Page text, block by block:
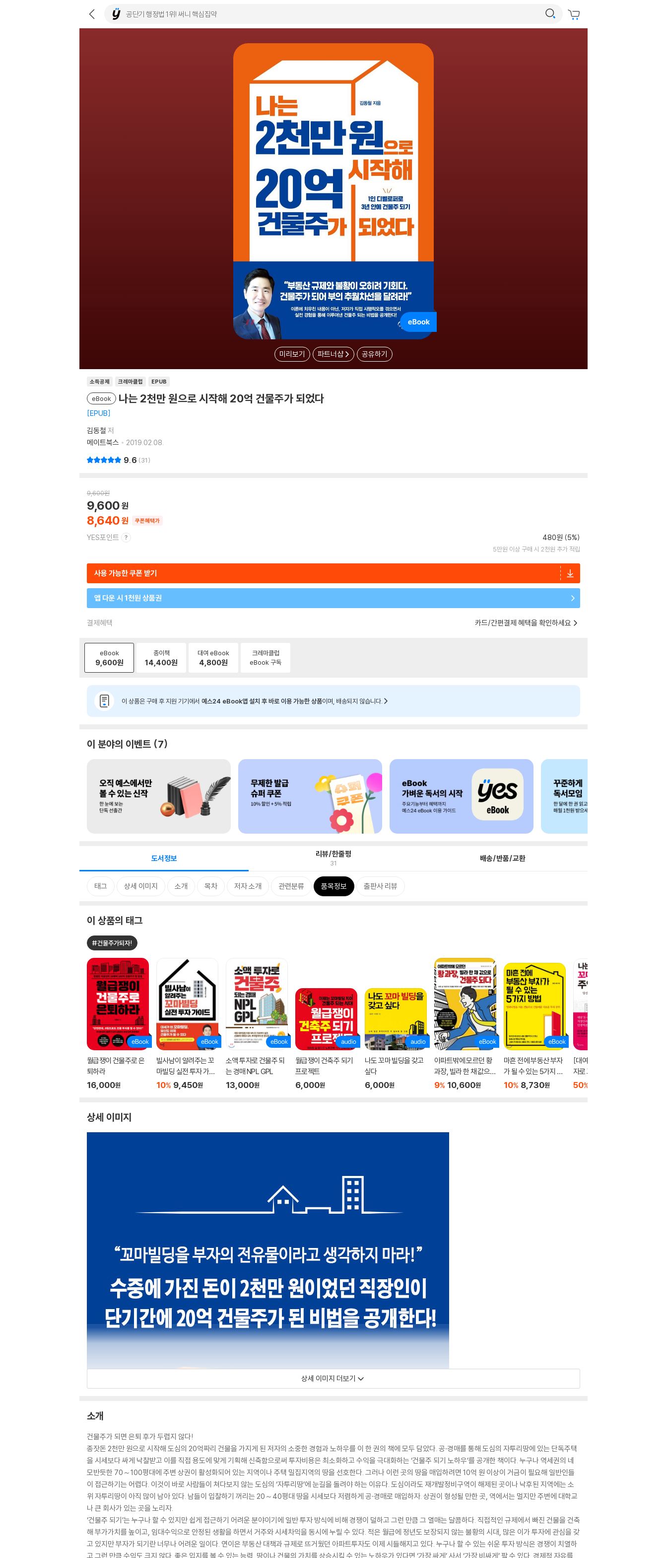
미리보기 파트너샵 공유하기
소득공제 크레마클럽 EPUB
eBook 나는 2천만 원으로 시작해 20억 건물주가 되었다
EPUB
김동철 저
메이트북스
2019.02.08.
9.6 31
9,600원
8,640
9,600
쿠폰혜택가
YES포인트 480원 (5%)
5만원 이상 구매 시 2천원 추가 적립
사용 가능한 쿠폰 받기
앱 다운 시 1천원 상품권
결제혜택 카드/간편결제 혜택을 확인하세요
eBook
9,600원
종이책
14,400원
대여 eBook
4,800원
크레마클럽
eBook 구독
이 상품은 구매 후 지원 기기에서 예스24 eBook앱 설치 후 바로 이용 가능한 상품이며, 배송되지 않습니다.
이 분야의 이벤트 7
도서정보 리뷰/한줄평
31 배송/반품/교환
태그 상세 이미지 소개 목차 저자 소개 관련분류 품목정보 출판사 리뷰
이 상품의 태그
#건물주가되자!
월급쟁이 건물주로 은
퇴하라
16,000원
빌사남이 알려주는 꼬
마빌딩 실전 투자 가이
드
10% 9,450원
소액 투자로 건물주 되
는 경매 NPL GPL
13,000원
월급쟁이 건축주 되기
프로젝트
6,000원
나도 꼬마 빌딩을 갖고
싶다
6,000원
아파트밖에 모르던 황
과장, 빌라 한 채 값으로
건물주 되다
9% 10,600원
마흔 전에 부동산 부자
가 될 수 있는 5가지 방
법
10% 8,730원
[대여] 나는 다가구투
자로 꼬마빌딩 4채의
주인이 되었다
50%
상세 이미지
상세 이미지 더보기
소개
건물주가 되면 은퇴 후가 두렵지 않다!
종잣돈 2천만 원으로 시작해 도심의 20억짜리 건물을 가지게 된 저자의 소중한 경험과 노하우를 이 한 권의 책에 모두 담았다. 공·경매를 통해 도심의 자투리땅에 있는 단독주택
을 시세보다 싸게 낙찰받고 이를 직접 용도에 맞게 기획해 신축함으로써 투자비용은 최소화하고 수익을 극대화하는 ‘건물주 되기 노하우’를 공개한 책이다. 누구나 역세권의 네
모반듯한 70～100평대에 주변 상권이 활성화되어 있는 지역이나 주택 밀집지역의 땅을 선호한다. 그러나 이런 곳의 땅을 매입하려면 10억 원 이상이 거금이 필요해 일반인들
이 접근하기는 어렵다. 이것이 바로 사람들이 쳐다보지 않는 도심의 ‘자투리땅’에 눈길을 돌려야 하는 이유다. 도심이라도 재개발정비구역이 해제된 곳이나 낙후된 지역에는 소
위 자투리땅이 아직 많이 남아 있다. 남들이 입찰하기 꺼리는 20～40평대 땅을 시세보다 저렴하게 공·경매로 매입하자. 상권이 형성될 만한 곳, 역에서는 멀지만 주변에 대학교
나 큰 회사가 있는 곳을 노리자.
‘건물주 되기’는 누구나 할 수 있지만 쉽게 접근하기 어려운 분야이기에 일반 투자 방식에 비해 경쟁이 덜하고 그런 만큼 그 열매는 달콤하다. 직접적인 규제에서 빠진 건물을 건축
해 부가가치를 높이고, 임대수익으로 안정된 생활을 하면서 거주와 시세차익을 동시에 누릴 수 있다. 적은 월급에 정년도 보장되지 않는 불황의 시대, 많은 이가 투자에 관심을 갖
고 있지만 부자가 되기란 너무나 어려운 일이다. 연이은 부동산 대책과 규제로 뜨거웠던 아파트투자도 이제 시들해지고 있다. 누구나 할 수 있는 쉬운 투자 방식은 경쟁이 치열하
고 그런 만큼 수익도 크지 않다. 좋은 입지를 볼 수 있는 능력, 땅이나 건물의 가치를 상승시킬 수 있는 노하우가 있다면 ‘가장 싸게’ 사서 ‘가장 비싸게’ 팔 수 있다. 경제적 자유를